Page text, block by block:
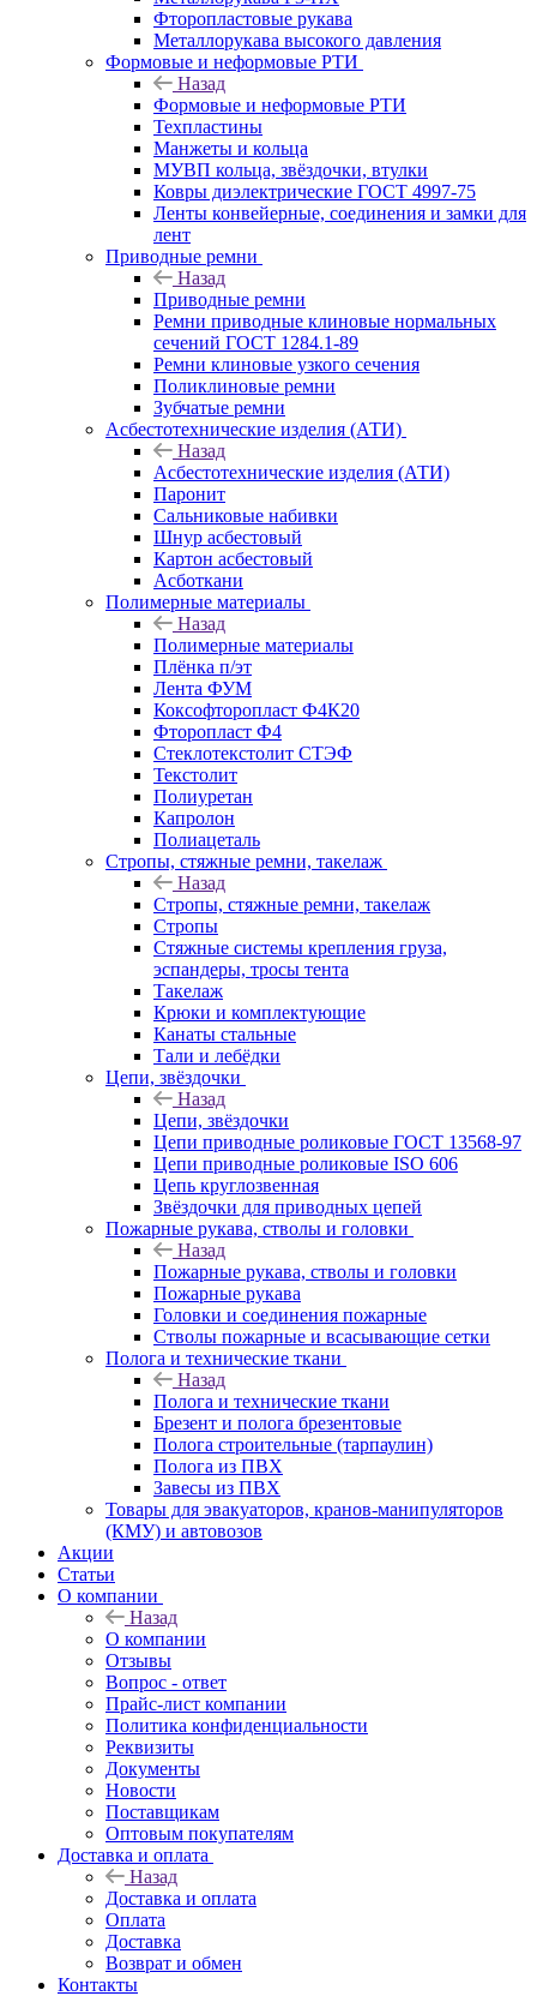
Фторопластовые рукава
Металлорукава высокого давления
Формовые и неформовые РТИ
Назад
Формовые и неформовые РТИ
Техпластины
Манжеты и кольца
МУВП кольца, звёздочки, втулки
Ковры диэлектрические ГОСТ 4997-75
Ленты конвейерные, соединения и замки для
лент
Приводные ремни
Назад
Приводные ремни
Ремни приводные клиновые нормальных
сечений ГОСТ 1284.1-89
Ремни клиновые узкого сечения
Поликлиновые ремни
Зубчатые ремни
Асбестотехнические изделия (АТИ)
Назад
Асбестотехнические изделия (АТИ)
Паронит
Сальниковые набивки
Шнур асбестовый
Картон асбестовый
Асботкани
Полимерные материалы
Назад
Полимерные материалы
Плёнка п/эт
Лента ФУМ
Коксофторопласт Ф4К20
Фторопласт Ф4
Стеклотекстолит СТЭФ
Текстолит
Полиуретан
Капролон
Полиацеталь
Стропы, стяжные ремни, такелаж
Назад
Стропы, стяжные ремни, такелаж
Стропы
Стяжные системы крепления груза,
эспандеры, тросы тента
Такелаж
Крюки и комплектующие
Канаты стальные
Тали и лебёдки
Цепи, звёздочки
Назад
Цепи, звёздочки
Цепи приводные роликовые ГОСТ 13568-97
Цепи приводные роликовые ISO 606
Цепь круглозвенная
Звёздочки для приводных цепей
Пожарные рукава, стволы и головки
Назад
Пожарные рукава, стволы и головки
Пожарные рукава
Головки и соединения пожарные
Стволы пожарные и всасывающие сетки
Полога и технические ткани
Назад
Полога и технические ткани
Брезент и полога брезентовые
Полога строительные (тарпаулин)
Полога из ПВХ
Завесы из ПВХ
Товары для эвакуаторов, кранов-манипуляторов
(КМУ) и автовозов
Акции
Статьи
О компании
Назад
О компании
Отзывы
Вопрос - ответ
Прайс-лист компании
Политика конфиденциальности
Реквизиты
Документы
Новости
Поставщикам
Оптовым покупателям
Доставка и оплата
Назад
Доставка и оплата
Оплата
Доставка
Возврат и обмен
Контакты